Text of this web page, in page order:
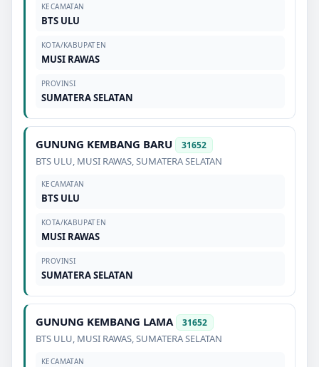
KECAMATAN
BTS ULU
KOTA/KABUPATEN
MUSI RAWAS
PROVINSI
SUMATERA SELATAN
GUNUNG KEMBANG BARU 31652
BTS ULU, MUSI RAWAS,SUMATERA SELATAN
KECAMATAN
BTS ULU
KOTA/KABUPATEN
MUSI RAWAS
PROVINSI
SUMATERA SELATAN
GUNUNG KEMBANG LAMA 31652
BTS ULU, MUSI RAWAS,SUMATERA SELATAN
KECAMATAN